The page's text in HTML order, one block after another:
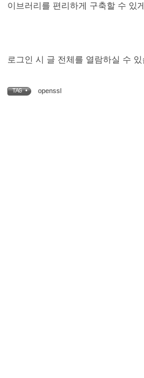
이브러리를 편리하게 구축할 수 있
로그인 시 글 전체를 열람하실 수 있
TAG • openssl